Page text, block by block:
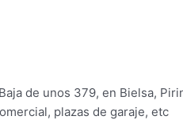
de unos 379, en Bielsa,
plazas de garaje, etc